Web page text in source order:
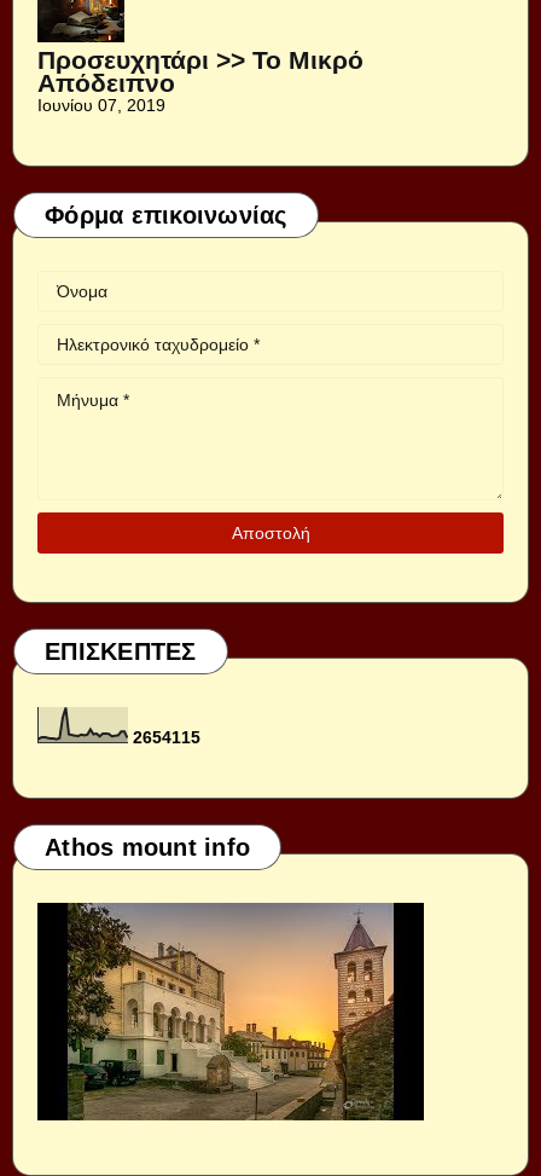
Προσευχητάρι >> Το Μικρό
Απόδειπνο
Ιουνίου 07, 2019
Φόρμα επικοινωνίας
ΕΠΙΣΚΕΠΤΕΣ
2654115
Athos mount info